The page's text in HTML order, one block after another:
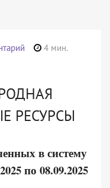
4 мин.
РЕСУРСЫ
в систему
по 08.09.2025